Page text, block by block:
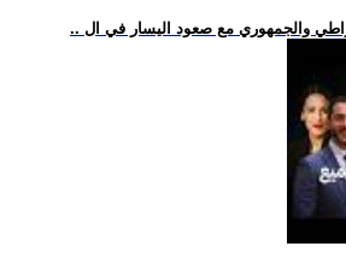
والجمهوري مع صعود اليسار في ال